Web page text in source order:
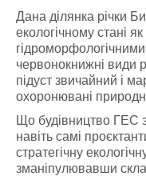
Дана ділянка річки
екологічному стані
червонокнижні види
підуст звичайний і
охоронювані
Що будівництво ГЕС
навіть самі
стратегічну
зманіпулювавши